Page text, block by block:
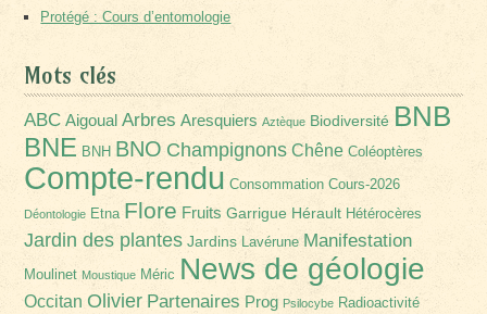
Protégé : Cours d’entomologie
Mots clés
ABC Aigoual Arbres Aresquiers Aztèque Biodiversité BNB
BNE BNH BNO Champignons Chêne Coléoptères
Compte-rendu Consommation Cours-2026
Déontologie Etna Flore Fruits Garrigue Hérault Hétérocères
Jardin des plantes Jardins Lavérune Manifestation
Moulinet Moustique Méric News de géologie
Occitan Olivier Partenaires Prog Psilocybe Radioactivité